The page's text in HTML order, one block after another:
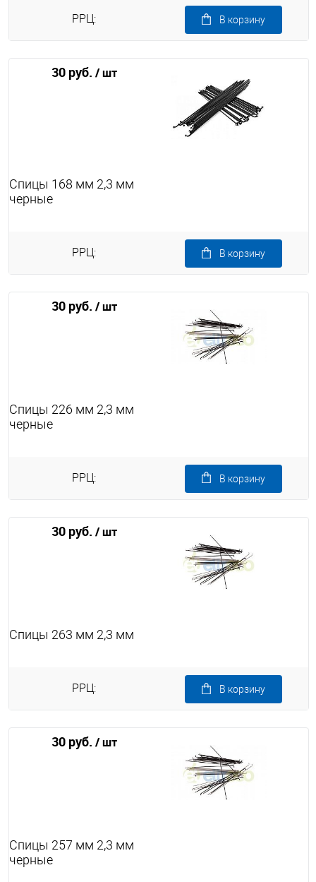
РРЦ:
30 руб. / шт
В корзину
Спицы 168 мм 2,3 мм
черные
РРЦ:
30 руб. / шт
В корзину
Спицы 226 мм 2,3 мм
черные
РРЦ:
30 руб. / шт
В корзину
Спицы 263 мм 2,3 мм
РРЦ:
30 руб. / шт
В корзину
Спицы 257 мм 2,3 мм
черные